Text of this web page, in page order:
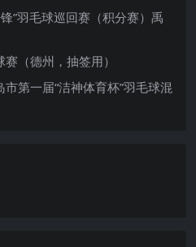
”羽毛球巡回赛（积分赛）禹
（德州，抽签用）
第一届“洁神体育杯”羽毛球混